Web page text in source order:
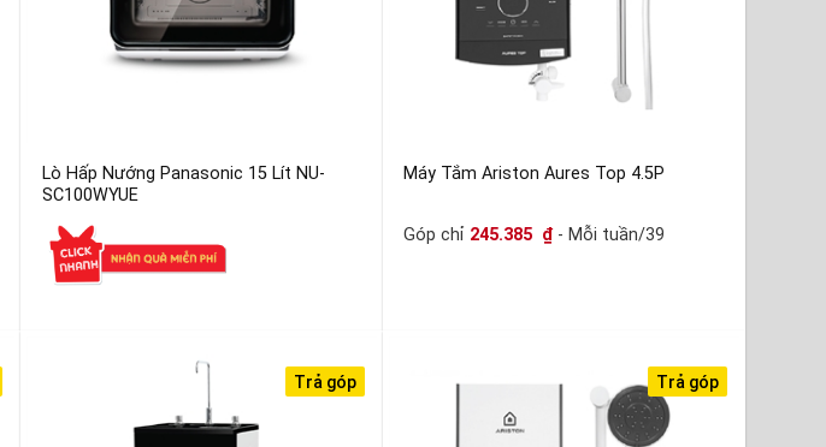
Lò Hấp Nướng Panasonic 15 Lít NU-
SC100WYUE
Máy Tắm Ariston Aures Top 4.5P
Góp chỉ 245.385 ₫ - Mỗi tuần/39
Trả góp Trả góp